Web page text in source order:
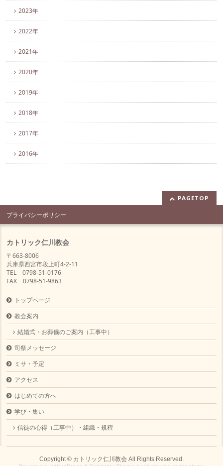
2023年
2022年
2021年
2020年
2019年
2018年
2017年
2016年
PAGETOP
プライバシーポリシー
カトリック仁川教会
〒663-8006
兵庫県西宮市段上町4-2-11
TEL 0798-51-0176
FAX 0798-51-9863
トップページ
教会案内
結婚式・お葬儀のご案内（工事中）
司祭メッセージ
ミサ・予定
アクセス
はじめての方へ
学び・集い
信徒の心得（工事中）・組織・規程
Copyright © カトリック仁川教会All Rights Reserved.